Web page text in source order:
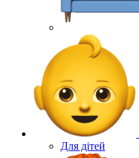
Для дітей